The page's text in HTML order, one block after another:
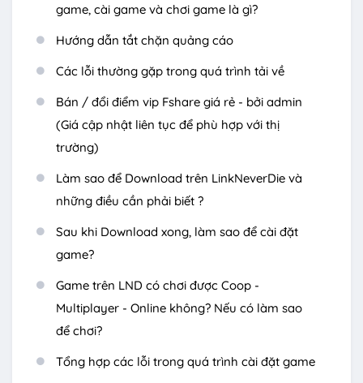
game, cài game và chơi game là gì?
Hướng dẫn tắt chặn quảng cáo
Các lỗi thường gặp trong quá trình tải về
Bán / đổi điểm vip Fshare giá rẻ - bởi admin
(Giá cập nhật liên tục để phù hợp với thị
trường)
Làm sao để Download trên LinkNeverDie và
những điều cần phải biết ?
Sau khi Download xong, làm sao để cài đặt
game?
Game trên LND có chơi được Coop -
Multiplayer - Online không? Nếu có làm sao
để chơi?
Tổng hợp các lỗi trong quá trình cài đặt game